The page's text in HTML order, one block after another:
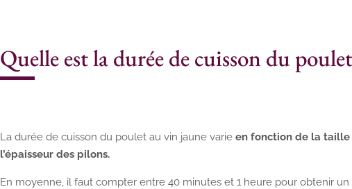
Quelle est la durée de cuisson du
La durée de cuisson du poulet au vin jaune varie en fonction de la taille
l’épaisseur des pilons.
En moyenne, il faut compter entre 40 minutes et 1 heure pour obtenir un